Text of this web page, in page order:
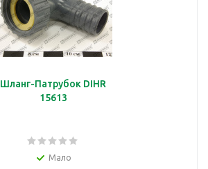
Шланг-Патрубок DIHR
15613
Мало